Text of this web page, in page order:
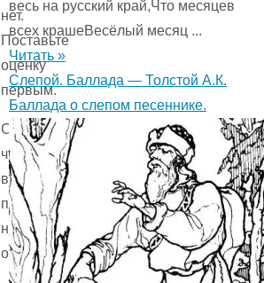
нет.
Поставьте
оценку
первым.
Сожалеем,
что
вы
поставили
низкую
оценку!
весь на русский край,Что месяцев
всех крашеВесёлый месяц ...
Читать »
Слепой. Баллада — Толстой А.К.
Баллада о слепом песеннике.